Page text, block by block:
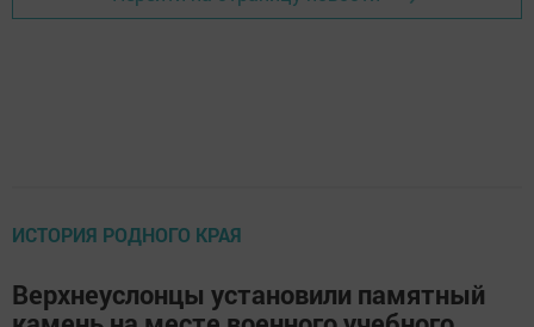
ИСТОРИЯ РОДНОГО КРАЯ
Верхнеуслонцы установили памятный